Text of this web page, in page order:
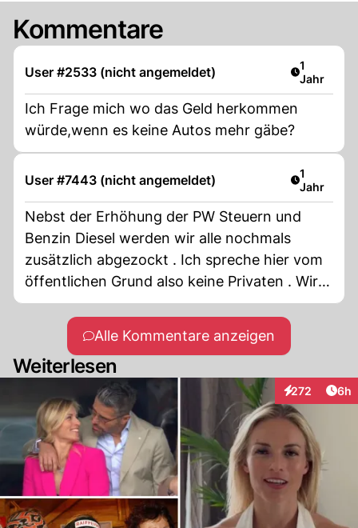
Kommentare
User #2533 (nicht angemeldet) Artikel
1
Jahr
Ich Frage mich wo das Geld herkommen
würde,wenn es keine Autos mehr gäbe?
User #7443 (nicht angemeldet) Artikel
1
Jahr
Nebst der Erhöhung der PW Steuern und
Benzin Diesel werden wir alle nochmals
zusätzlich abgezockt . Ich spreche hier vom
öffentlichen Grund also keine Privaten . Wir
bezahlen mit all diesen Steuern schon
Abgaben für das Autofahren .
Alle Kommentare anzeigen
Weiterlesen
272
Interaktionen
6h